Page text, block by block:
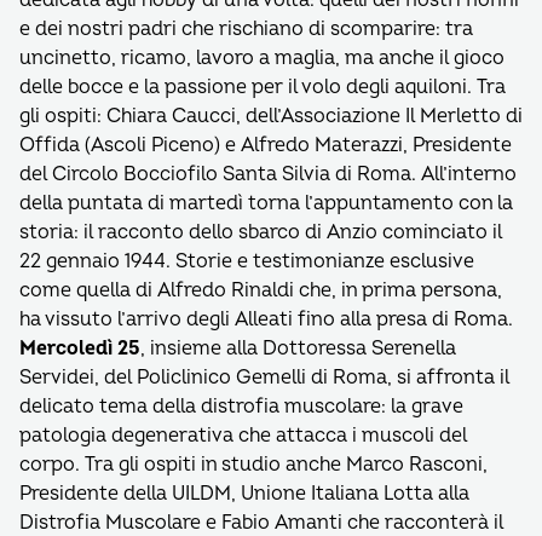
e dei nostri padri che rischiano di scomparire: tra
uncinetto, ricamo, lavoro a maglia, ma anche il gioco
delle bocce e la passione per il volo degli aquiloni. Tra
gli ospiti: Chiara Caucci, dell’Associazione Il Merletto di
Offida (Ascoli Piceno) e Alfredo Materazzi, Presidente
del Circolo Bocciofilo Santa Silvia di Roma. All’interno
della puntata di martedì torna l’appuntamento con la
storia: il racconto dello sbarco di Anzio cominciato il
22 gennaio 1944. Storie e testimonianze esclusive
come quella di Alfredo Rinaldi che, in prima persona,
ha vissuto l’arrivo degli Alleati fino alla presa di Roma.
Mercoledì 25, insieme alla Dottoressa Serenella
Servidei, del Policlinico Gemelli di Roma, si affronta il
delicato tema della distrofia muscolare: la grave
patologia degenerativa che attacca i muscoli del
corpo. Tra gli ospiti in studio anche Marco Rasconi,
Presidente della UILDM, Unione Italiana Lotta alla
Distrofia Muscolare e Fabio Amanti che racconterà il